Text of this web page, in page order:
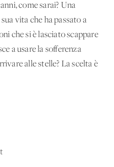
come sarai? Una
vita che ha passato a
che si è lasciato scappare
a usare la sofferenza
alle stelle? La scelta è